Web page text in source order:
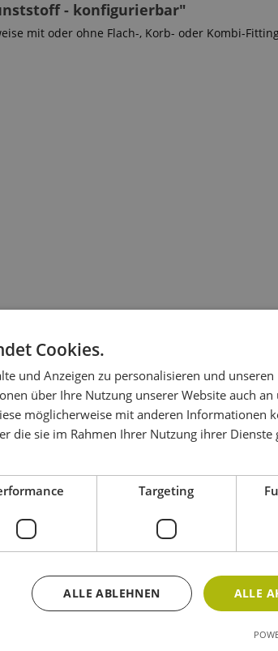
- konfigurierbar"
mit oder ohne Flach-, Korb- oder Kombi-
- konfigurierbar"
Cookies.
und Anzeigen zu personalisieren und
über Ihre Nutzung unserer Website auch an
möglicherweise mit anderen Informationen
die sie im Rahmen Ihrer Nutzung ihrer Dienste
Targeting
ALLE
ALLE ABLEHNEN